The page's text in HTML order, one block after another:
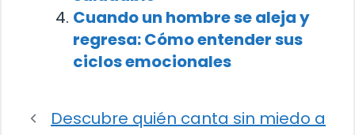
Cuando un hombre se aleja y
regresa: Cómo entender sus
ciclos emocionales
Descubre quién canta sin miedo a